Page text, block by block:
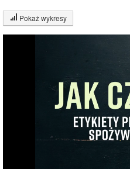
Pokaż wykresy
Wykres składu produktu